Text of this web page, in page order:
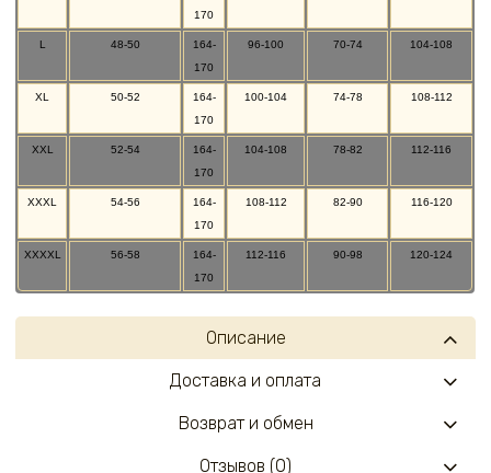
170
L 48-50
164-
170
96-100 70-74 104-108
XL 50-52
164-
170
100-104 74-78 108-112
XXL 52-54
164-
170
104-108 78-82 112-116
XXXL 54-56
164-
170
108-112 82-90 116-120
XXXXL 56-58
164-
170
112-116 90-98 120-124
Описание
Доставка и оплата
Возврат и обмен
Отзывов (0)